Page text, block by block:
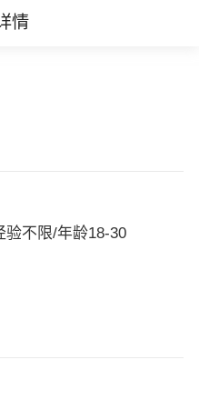
情
不限/年龄18-30